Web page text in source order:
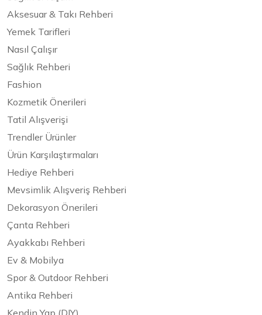
Aksesuar & Takı Rehberi
Yemek Tarifleri
Nasıl Çalışır
Sağlık Rehberi
Fashion
Kozmetik Önerileri
Tatil Alışverişi
Trendler Ürünler
Ürün Karşılaştırmaları
Hediye Rehberi
Mevsimlik Alışveriş Rehberi
Dekorasyon Önerileri
Çanta Rehberi
Ayakkabı Rehberi
Ev & Mobilya
Spor & Outdoor Rehberi
Antika Rehberi